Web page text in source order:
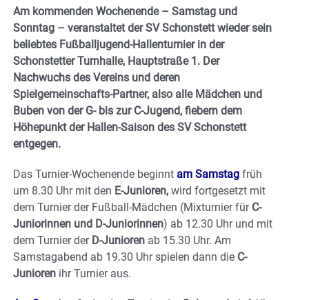
Am kommenden Wochenende – Samstag und
Sonntag – veranstaltet der SV Schonstett wieder sein
beliebtes Fußballjugend-Hallenturnier in der
Schonstetter Turnhalle, Hauptstraße 1. Der
Nachwuchs des Vereins und deren
Spielgemeinschafts-Partner, also alle Mädchen und
Buben von der G- bis zur C-Jugend, fiebern dem
Höhepunkt der Hallen-Saison des SV Schonstett
entgegen.
Das Turnier-Wochenende beginnt am Samstag früh
um 8.30 Uhr mit den E-Junioren, wird fortgesetzt mit
dem Turnier der Fußball-Mädchen (Mixturnier fürC-
Juniorinnen und D-Juniorinnen) ab 12.30 Uhr und mit
dem Turnier derD-Junioren ab 15.30 Uhr. Am
Samstagabend ab 19.30 Uhr spielen dann die C-
Junioren ihr Turnier aus.